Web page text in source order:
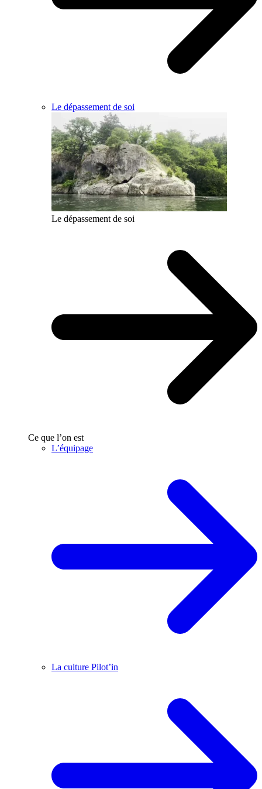
Le dépassement de soi
Le dépassement de soi
Ce que l’on est
L’équipage
La culture Pilot’in